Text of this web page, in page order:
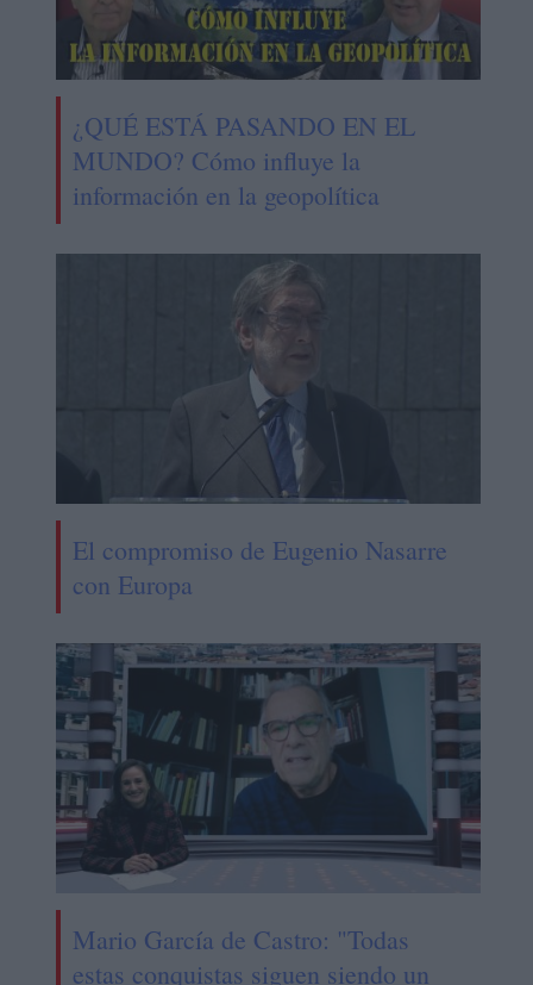
¿QUÉ ESTÁ PASANDO EN EL
MUNDO? Cómo influye la
información en la geopolítica
El compromiso de Eugenio Nasarre
con Europa
Mario García de Castro: "Todas
estas conquistas siguen siendo un